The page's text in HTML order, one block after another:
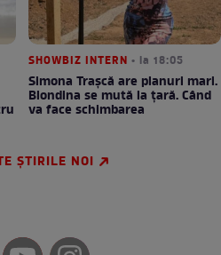
SHOWBIZ INTERN • la 18:05
Simona Trașcă are planuri mari.
Blondina se mută la țară. Când
va face schimbarea
ȘTIRILE NOI